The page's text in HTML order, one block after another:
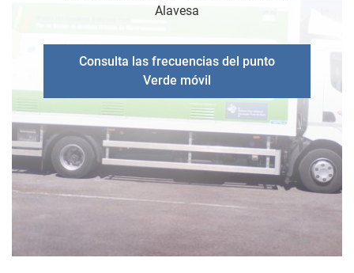
Alavesa
Consulta las frecuencias del punto
Verde móvil